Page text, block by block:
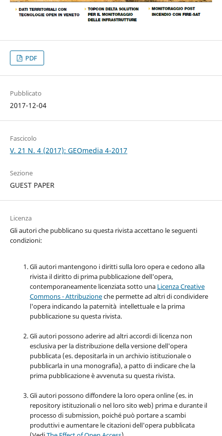
PDF
Pubblicato
2017-12-04
Fascicolo
V. 21 N. 4 (2017): GEOmedia 4-2017
Sezione
GUEST PAPER
Licenza
Gli autori che pubblicano su questa rivista accettano le seguenti
condizioni:
Gli autori mantengono i diritti sulla loro opera e cedono alla
rivista il diritto di prima pubblicazione dell'opera,
contemporaneamente licenziata sotto una Licenza Creative
Commons - Attribuzioneche permette ad altri di condividere
l'opera indicando la paternità intellettuale e la prima
pubblicazione su questa rivista.
Gli autori possono aderire ad altri accordi di licenza non
esclusiva per la distribuzione della versione dell'opera
pubblicata (es. depositarla in un archivio istituzionale o
pubblicarla in una monografia), a patto di indicare che la
prima pubblicazione è avvenuta su questa rivista.
Gli autori possono diffondere la loro opera online (es. in
repository istituzionali o nel loro sito web) prima e durante il
processo di submission, poiché può portare a scambi
produttivi e aumentare le citazioni dell'opera pubblicata